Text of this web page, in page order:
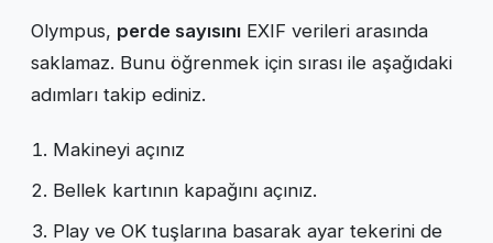
Olympus, perde sayısını EXIF verileri arasında
saklamaz. Bunu öğrenmek için sırası ile aşağıdaki
adımları takip ediniz.
Makineyi açınız
Bellek kartının kapağını açınız.
Play ve OK tuşlarına basarak ayar tekerini de